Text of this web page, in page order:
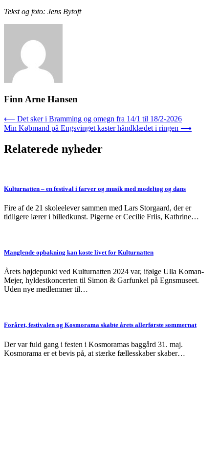
Tekst og foto: Jens Bytoft
Finn Arne Hansen
Indlægsnavigation
⟵ Det sker i Bramming og omegn fra 14/1 til 18/2-2026
Min Købmand på Engsvinget kaster håndklædet i ringen ⟶
Relaterede nyheder
Kulturnatten – en festival i farver og musik med modeltog og dans
Fire af de 21 skoleelever sammen med Lars Storgaard, der er
tidligere lærer i billedkunst. Pigerne er Cecilie Friis, Kathrine…
Manglende opbakning kan koste livet for Kulturnatten
Årets højdepunkt ved Kulturnatten 2024 var, ifølge Ulla Koman-
Mejer, hyldestkoncerten til Simon & Garfunkel på Egnsmuseet.
Uden nye medlemmer til…
Foråret, festivalen og Kosmorama skabte årets allerførste sommernat
Der var fuld gang i festen i Kosmoramas baggård 31. maj.
Kosmorama er et bevis på, at stærke fællesskaber skaber…